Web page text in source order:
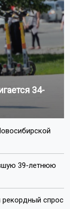
Читать все